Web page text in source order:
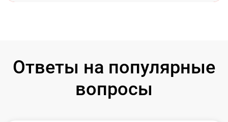
Ответы на популярные
вопросы